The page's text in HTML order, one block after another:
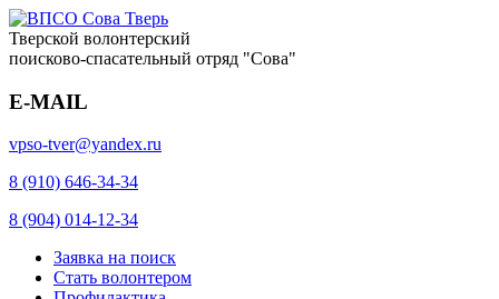
Тверской волонтерский
поисково-спасательный отряд "Сова"
E-MAIL
vpso-tver@yandex.ru
8 (910) 646-34-34
8 (904) 014-12-34
Заявка на поиск
Стать волонтером